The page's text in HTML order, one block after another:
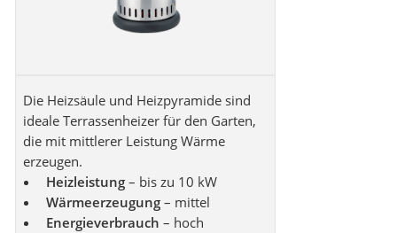
Die Heizsäule und Heizpyramide sind
ideale Terrassenheizer für den Garten,
die mit mittlerer Leistung Wärme
erzeugen.
Heizleistung – bis zu 10 kW
Wärmeerzeugung – mittel
Energieverbrauch – hoch